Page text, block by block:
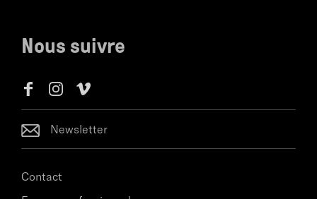
Nous suivre
Newsletter
Contact